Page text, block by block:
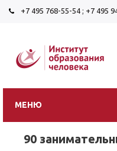
+7 495 768-55-54 ; +7 495
МЕНЮ
90